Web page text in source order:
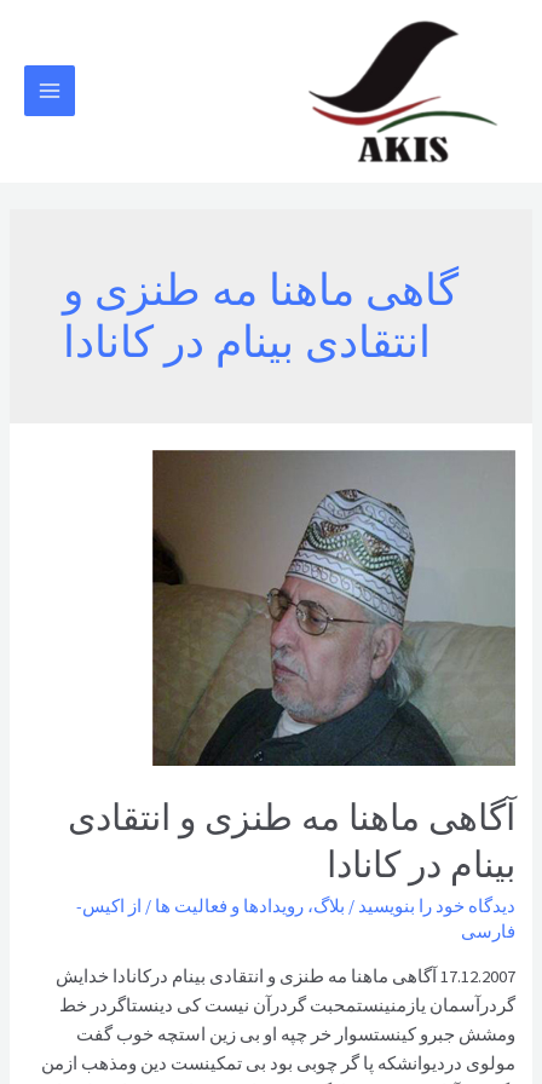
MAIN
گاهی ماهنا مه طنزی و
انتقادی بینام در کانادا
آگاهی ماهنا مه طنزی و انتقادی
بینام در کانادا
دیدگاه‌ خود را بنویسید / بلاگ،رویدادها و فعالیت ها / از اکیس-
فارسی
17.12.2007 آگاهی ماهنا مه طنزی و انتقادی بینام درکانادا خدایش
گردرآسمان یازمنینستمحبت گردرآن نیست کی دینستاگردر خط
ومشش جبرو کینستسوار خر چپه او بی زین استچه خوب گفت
مولوی دردیوانشکه پا گر چوبی بود بی تمکینست دین ومذهب ازمن